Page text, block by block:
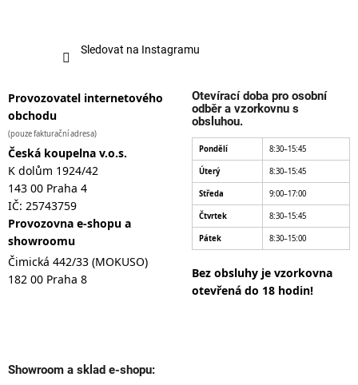
Sledovat na Instagramu
Provozovatel internetového
obchodu
(pouze fakturační adresa)
Česká koupelna v.o.s.
K dolům 1924/42
143 00 Praha 4
IČ: 25743759
Provozovna e-shopu a
showroomu
Čimická 442/33 (MOKUSO)
182 00 Praha 8
Otevírací doba pro osobní
odběr a vzorkovnu s
obsluhou.
Pondělí 8:30–15:45
Úterý 8:30–15:45
Středa 9:00–17:00
Čtvrtek 8:30–15:45
Pátek 8:30–15:00
Bez obsluhy je vzorkovna
otevřená do 18 hodin!
Showroom a sklad e-shopu: